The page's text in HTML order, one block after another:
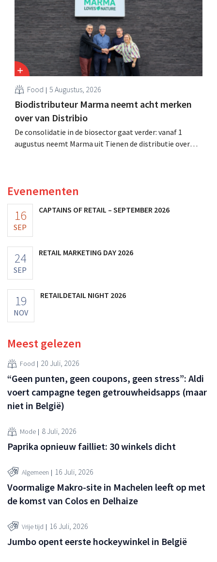
toenmalig Belgisch marktleider GB over.
Food 5 Augustus, 2026
Biodistributeur Marma neemt acht merken
over van Distribio
De consolidatie in de biosector gaat verder: vanaf 1
augustus neemt Marma uit Tienen de distributie over
Evenementen
16
SEP
CAPTAINS OF RETAIL – SEPTEMBER 2026
24
SEP
RETAIL MARKETING DAY 2026
19
NOV
RETAILDETAIL NIGHT 2026
Meest gelezen
Food 20 Juli, 2026
“Geen punten, geen coupons, geen stress”: Aldi
voert campagne tegen getrouwheidsapps (maar
niet in België)
Mode 8 Juli, 2026
Paprika opnieuw failliet: 30 winkels dicht
Algemeen 16 Juli, 2026
Voormalige Makro-site in Machelen leeft op met
de komst van Colos en Delhaize
Vrije tijd 16 Juli, 2026
Jumbo opent eerste hockeywinkel in België